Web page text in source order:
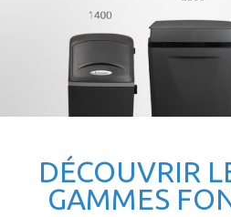
DÉCOUVRIR
GAMMES